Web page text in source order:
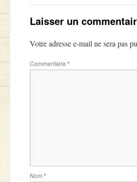
Laisser un
Votre adresse e-mail ne sera pas
Commentaire *
Nom *